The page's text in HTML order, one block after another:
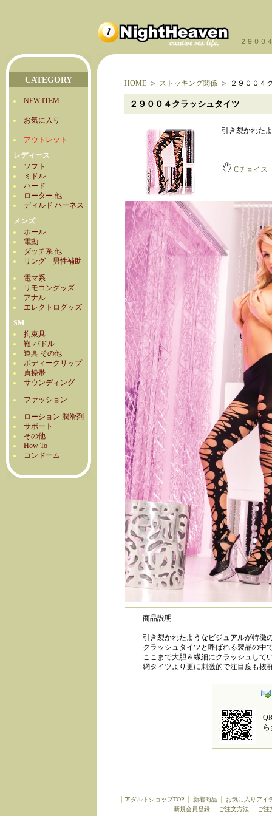
２９００
CATEGORY
NEW ITEM
お気に入り
アウトレット
レディース
ソフト
ミドル
ハード
ローター 他
ディルド ハーネス
メンズ
ホール
電動
ダッチ系 他
リング 男性補助
電マ系
リモコングッズ
アナル
エレクトログッズ
SM
拘束具
鞭 パドル
道具 その他
ボディークリップ
貞操帯
サウンディング
ファッション
ローション 潤滑剤
サポート
その他
How To
コンドーム
HOME ストッキング関係 ２９００４
２９００４クラッシュタイツ
引き裂かれた
Cチョイス
商品説明
引き裂かれたようなビジュアルが特徴
クラッシュタイツと呼ばれる製品の中
ここまで大胆＆繊細にクラッシュして
網タイツより更に刺激的で注目度も抜
アダルトショップTOP 新着商品
お気に入りアイ
新規会員登録
ご注文方法
ご注